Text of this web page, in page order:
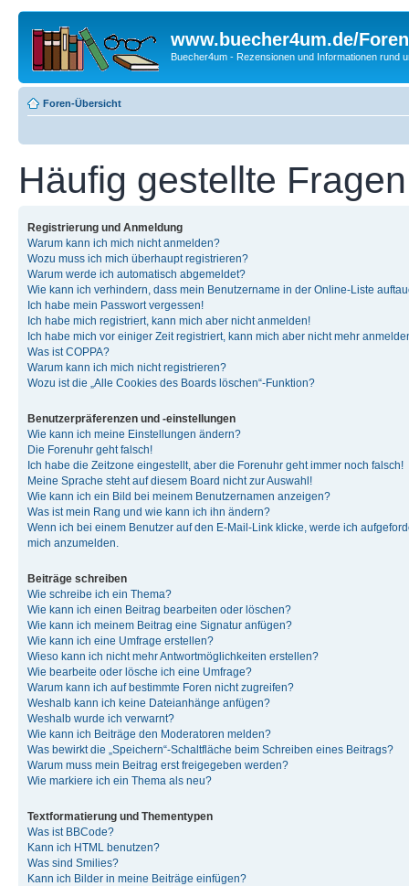
www.buecher4um.de/Foren
Buecher4um - Rezensionen und Informationen rund
Foren-Übersicht
Häufig gestellte Fragen
Registrierung und Anmeldung
Warum kann ich mich nicht anmelden?
Wozu muss ich mich überhaupt registrieren?
Warum werde ich automatisch abgemeldet?
Wie kann ich verhindern, dass mein Benutzername in der Online-Liste
Ich habe mein Passwort vergessen!
Ich habe mich registriert, kann mich aber nicht anmelden!
Ich habe mich vor einiger Zeit registriert, kann mich aber nicht mehr
Was ist COPPA?
Warum kann ich mich nicht registrieren?
Wozu ist die „Alle Cookies des Boards löschen“-Funktion?
Benutzerpräferenzen und -einstellungen
Wie kann ich meine Einstellungen ändern?
Die Forenuhr geht falsch!
Ich habe die Zeitzone eingestellt, aber die Forenuhr geht immer noch falsch!
Meine Sprache steht auf diesem Board nicht zur Auswahl!
Wie kann ich ein Bild bei meinem Benutzernamen anzeigen?
Was ist mein Rang und wie kann ich ihn ändern?
Wenn ich bei einem Benutzer auf den E-Mail-Link klicke, werde ich
mich anzumelden.
Beiträge schreiben
Wie schreibe ich ein Thema?
Wie kann ich einen Beitrag bearbeiten oder löschen?
Wie kann ich meinem Beitrag eine Signatur anfügen?
Wie kann ich eine Umfrage erstellen?
Wieso kann ich nicht mehr Antwortmöglichkeiten erstellen?
Wie bearbeite oder lösche ich eine Umfrage?
Warum kann ich auf bestimmte Foren nicht zugreifen?
Weshalb kann ich keine Dateianhänge anfügen?
Weshalb wurde ich verwarnt?
Wie kann ich Beiträge den Moderatoren melden?
Was bewirkt die „Speichern“-Schaltfläche beim Schreiben eines Beitrags?
Warum muss mein Beitrag erst freigegeben werden?
Wie markiere ich ein Thema als neu?
Textformatierung und Thementypen
Was ist BBCode?
Kann ich HTML benutzen?
Was sind Smilies?
Kann ich Bilder in meine Beiträge einfügen?